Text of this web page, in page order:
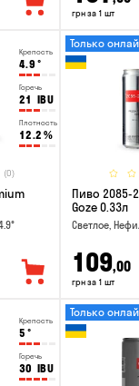
грн за 1 шт
Крепость
4.9 °
Горечь
21 IBU
Плотность
12.2 %
(0)
Только
Пиво 2085-
Goze 0.33л
Светлое,
109,00
грн за 1 шт
Крепость
5 °
Горечь
30 IBU
Только